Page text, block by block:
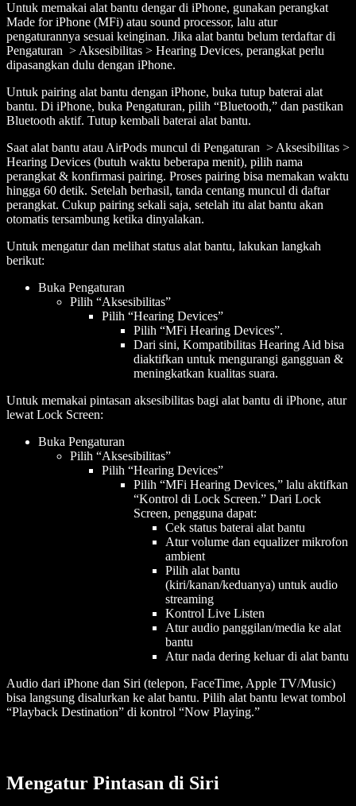
Untuk memakai alat bantu dengar di iPhone, gunakan perangkat
Made for iPhone (MFi) atau sound processor, lalu atur
pengaturannya sesuai keinginan. Jika alat bantu belum terdaftar di
Pengaturan > Aksesibilitas > Hearing Devices, perangkat perlu
dipasangkan dulu dengan iPhone.
Untuk pairing alat bantu dengan iPhone, buka tutup baterai alat
bantu. Di iPhone, buka Pengaturan, pilih “Bluetooth,” dan pastikan
Bluetooth aktif. Tutup kembali baterai alat bantu.
Saat alat bantu atau AirPods muncul di Pengaturan > Aksesibilitas >
Hearing Devices (butuh waktu beberapa menit), pilih nama
perangkat & konfirmasi pairing. Proses pairing bisa memakan waktu
hingga 60 detik. Setelah berhasil, tanda centang muncul di daftar
perangkat. Cukup pairing sekali saja, setelah itu alat bantu akan
otomatis tersambung ketika dinyalakan.
Untuk mengatur dan melihat status alat bantu, lakukan langkah
berikut:
Buka Pengaturan
Pilih “Aksesibilitas”
Pilih “Hearing Devices”
Pilih “MFi Hearing Devices”.
Dari sini, Kompatibilitas Hearing Aid bisa
diaktifkan untuk mengurangi gangguan &
meningkatkan kualitas suara.
Untuk memakai pintasan aksesibilitas bagi alat bantu di iPhone, atur
lewat Lock Screen:
Buka Pengaturan
Pilih “Aksesibilitas”
Pilih “Hearing Devices”
Pilih “MFi Hearing Devices,” lalu aktifkan
“Kontrol di Lock Screen.” Dari Lock
Screen, pengguna dapat:
Cek status baterai alat bantu
Atur volume dan equalizer mikrofon
ambient
Pilih alat bantu
(kiri/kanan/keduanya) untuk audio
streaming
Kontrol Live Listen
Atur audio panggilan/media ke alat
bantu
Atur nada dering keluar di alat bantu
Audio dari iPhone dan Siri (telepon, FaceTime, Apple TV/Music)
bisa langsung disalurkan ke alat bantu. Pilih alat bantu lewat tombol
“Playback Destination” di kontrol “Now Playing.”
Mengatur Pintasan di Siri